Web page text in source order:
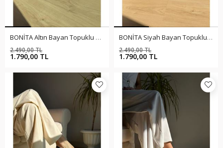
BONİTA Altın Bayan Topuklu Ayakkabı
1.790,00 TL
2.490,00 TL
BONİTA Siyah Bayan Topuklu Ayakkabı
1.790,00 TL
2.490,00 TL